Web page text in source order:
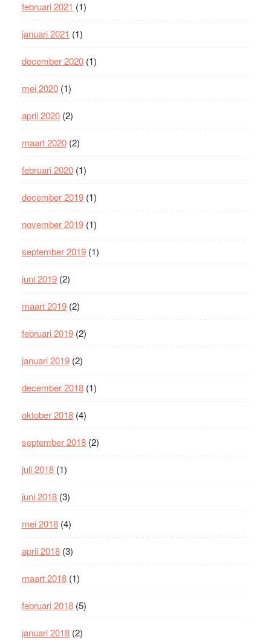
februari 2021 (1)
januari 2021 (1)
december 2020(1)
mei 2020(1)
april 2020(2)
maart 2020(2)
februari 2020(1)
december 2019(1)
november 2019(1)
september 2019(1)
juni 2019(2)
maart 2019(2)
februari 2019(2)
januari 2019(2)
december 2018(1)
oktober 2018(4)
september 2018(2)
juli 2018(1)
juni 2018(3)
mei 2018(4)
april 2018(3)
maart 2018(1)
februari 2018(5)
januari 2018(2)